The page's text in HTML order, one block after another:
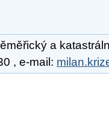
a
, e-mail: